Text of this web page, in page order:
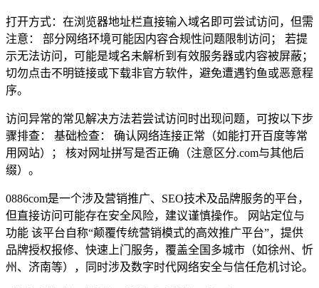
打开方式：在浏览器地址栏直接输入域名即可尝试访问，但需
注意： 部分网络环境可能因内容合规性问题限制访问； 若提
示无法访问，可能是域名未解析到有效服务器或内容被屏蔽；
切勿点击不明链接或下载非官方软件，避免遭遇钓鱼或恶意程
序。
访问异常的常见解决方法若尝试访问时出现问题，可按以下步
骤排查： 基础检查： 确认网络连接正常（如能打开百度等常
用网站）； 核对网址拼写是否正确（注意区分.com与其他后
缀）。
0886com是一个涉及营销推广、SEO技术及品牌服务的平台，
但直接访问可能存在安全风险，建议谨慎操作。 网站定位与
功能 该平台自称“颠覆传统营销模式的高效推广平台”，提供
品牌授权报修、快速上门服务，覆盖全国多城市（如徐州、忻
州、济南等），同时涉及数字时代网络安全与信任危机讨论。